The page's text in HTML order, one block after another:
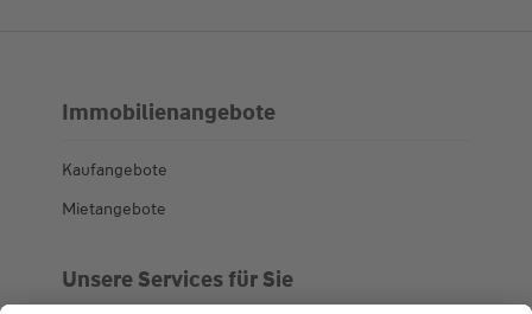
Immobilienangebote
Kaufangebote
Mietangebote
Unsere Services für Sie